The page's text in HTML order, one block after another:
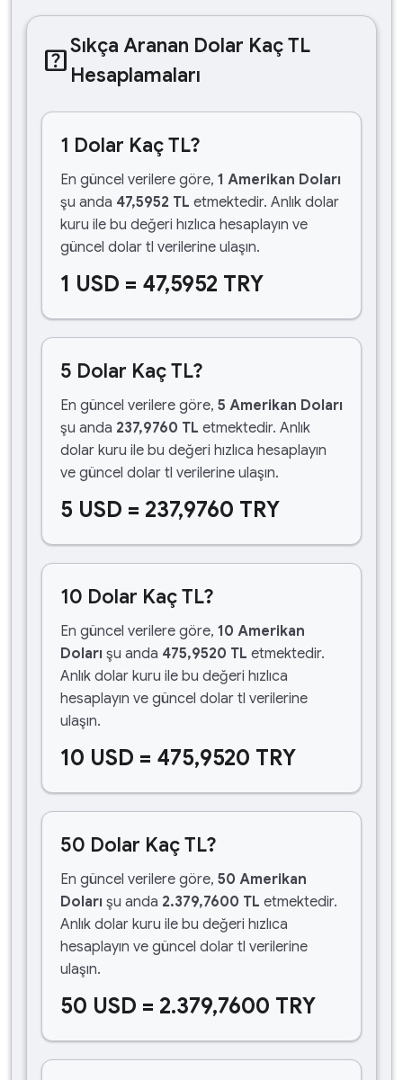
help_centerSıkça Aranan Dolar Kaç TL
Hesaplamaları
1 Dolar Kaç TL?
En güncel verilere göre, 1 Amerikan Doları
şu anda 47,5952 TL etmektedir. Anlık dolar
kuru ile bu değeri hızlıca hesaplayın ve
güncel dolar tl verilerine ulaşın.
1 USD = 47,5952 TRY
5 Dolar Kaç TL?
En güncel verilere göre, 5 Amerikan Doları
şu anda 237,9760 TL etmektedir. Anlık
dolar kuru ile bu değeri hızlıca hesaplayın
ve güncel dolar tl verilerine ulaşın.
5 USD = 237,9760 TRY
10 Dolar Kaç TL?
En güncel verilere göre, 10 Amerikan
Doları şu anda 475,9520 TL etmektedir.
Anlık dolar kuru ile bu değeri hızlıca
hesaplayın ve güncel dolar tl verilerine
ulaşın.
10 USD = 475,9520 TRY
50 Dolar Kaç TL?
En güncel verilere göre, 50 Amerikan
Doları şu anda 2.379,7600 TL etmektedir.
Anlık dolar kuru ile bu değeri hızlıca
hesaplayın ve güncel dolar tl verilerine
ulaşın.
50 USD = 2.379,7600 TRY